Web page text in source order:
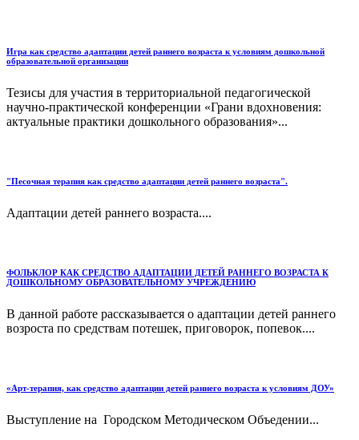
Игра как средство адаптации детей раннего возраста к условиям дошкольной
образовательной организации
Тезисы для участия в территориальной педагогической
научно-практической конференции «Грани вдохновения:
актуальные практики дошкольного образования»...
"Песочная терапия как средство адаптации детей раннего возраста".
Адаптации детей раннего возраста....
ФОЛЬКЛОР КАК СРЕДСТВО АДАПТАЦИИ ДЕТЕЙ РАННЕГО ВОЗРАСТА К
ДОШКОЛЬНОМУ ОБРАЗОВАТЕЛЬНОМУ УЧРЕЖДЕНИЮ
В данной работе рассказывается о адаптации детей раннего
возроста по средствам потешек, приговорок, попевок....
«Арт-терапия, как средство адаптации детей раннего возраста к условиям ДОУ»
Выступление на Городском Методическом Объедении...